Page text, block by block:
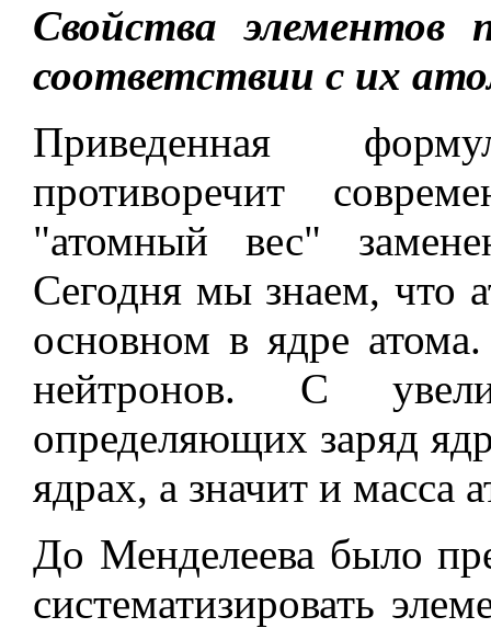
Свойства элементов
соответствии с их
Приведенная
противоречит
"атомный вес"
Сегодня мы знаем, что
основном в ядре
нейтронов. С
определяющих заряд
ядрах, а значит и масса
До Менделеева было
систематизировать